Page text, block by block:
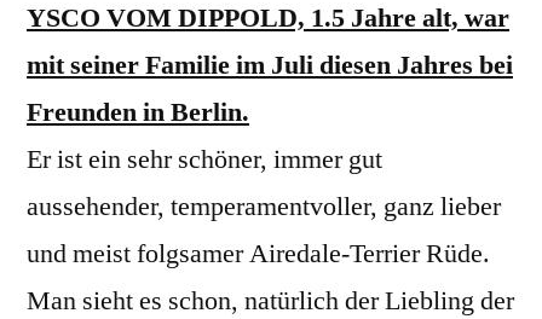
YSCO VOM DIPPOLD, 1.5 Jahre alt, war
mit seiner Familie im Juli diesen Jahres bei
Freunden in Berlin.
Er ist ein sehr schöner, immer gut
aussehender, temperamentvoller, ganz lieber
und meist folgsamer Airedale-Terrier Rüde.
Man sieht es schon, natürlich der Liebling der